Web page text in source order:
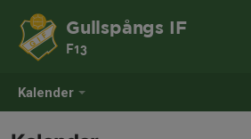
Kalender
Gullspångs IF
F13